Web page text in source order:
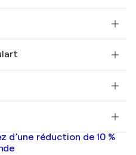
original
réduction de 10 %